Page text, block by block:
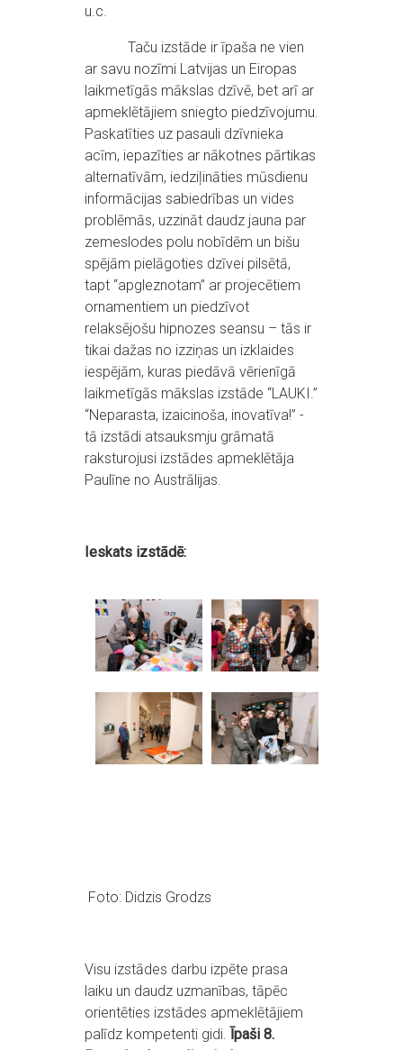
u.c.
Taču izstāde ir īpaša ne vien
ar savu nozīmi Latvijas un Eiropas
laikmetīgās mākslas dzīvē, bet arī ar
apmeklētājiem sniegto piedzīvojumu.
Paskatīties uz pasauli dzīvnieka
acīm, iepazīties ar nākotnes pārtikas
alternatīvām, iedziļināties mūsdienu
informācijas sabiedrības un vides
problēmās, uzzināt daudz jauna par
zemeslodes polu nobīdēm un bišu
spējām pielāgoties dzīvei pilsētā,
tapt “apgleznotam” ar projecētiem
ornamentiem un piedzīvot
relaksējošu hipnozes seansu – tās ir
tikai dažas no izziņas un izklaides
iespējām, kuras piedāvā vērienīgā
laikmetīgās mākslas izstāde “LAUKI.”
“Neparasta, izaicinoša, inovatīva!” -
tā izstādi atsauksmju grāmatā
raksturojusi izstādes apmeklētāja
Paulīne no Austrālijas.
Ieskats izstādē:
Foto: Didzis Grodzs
Visu izstādes darbu izpēte prasa
laiku un daudz uzmanības, tāpēc
orientēties izstādes apmeklētājiem
palīdz kompetenti gidi. Īpaši 8.